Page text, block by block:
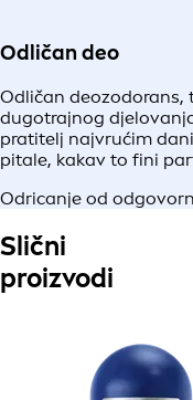
Odličan deo
Odličan
dugotrajnog
pratitelj najvrućim
pitale, kakav to fini
Odricanje od
Slični
proizvodi